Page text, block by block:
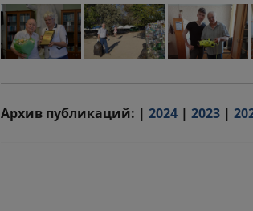
Архив публикаций: | 2024 | 2023 |